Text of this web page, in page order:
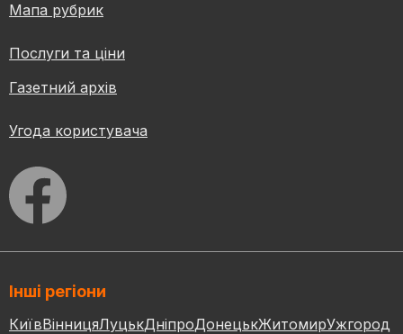
Мапа рубрик
Послуги та ціни
Газетний архів
Угода користувача
Інші регіони
КиївВінницяЛуцькДніпроДонецькЖитомирУжгород